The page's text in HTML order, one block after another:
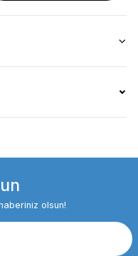
olsun!